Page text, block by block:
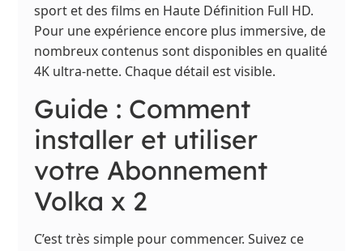
sport et des films en Haute Définition Full HD.
Pour une expérience encore plus immersive, de
nombreux contenus sont disponibles en qualité
4K ultra-nette. Chaque détail est visible.
Guide : Comment
installer et utiliser
votre Abonnement
Volka x 2
C’est très simple pour commencer. Suivez ce